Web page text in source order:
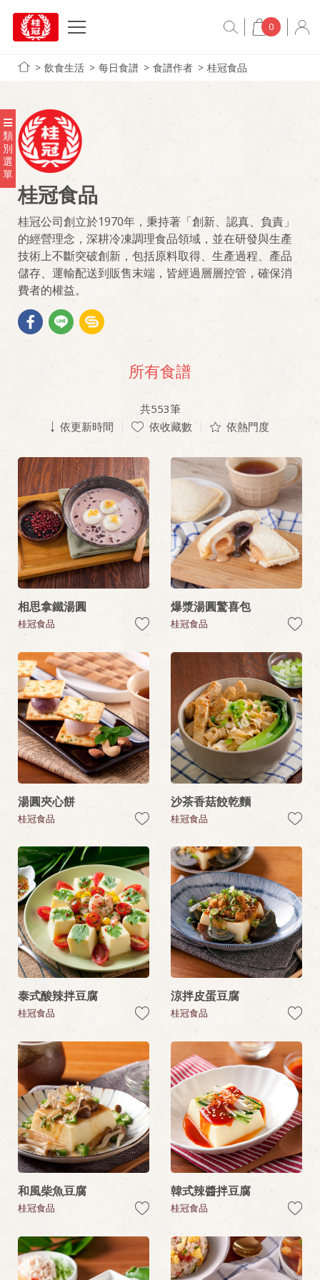
0
飲食生活 每日食譜 食譜作者 桂冠食品
類
別
選
單
桂冠食品
桂冠公司創立於1970年，秉持著「創新、認真、負責」
的經營理念，深耕冷凍調理食品領域，並在研發與生產
技術上不斷突破創新，包括原料取得、生產過程、產品
儲存、運輸配送到販售末端，皆經過層層控管，確保消
費者的權益。
所有食譜
共553筆
依更新時間
依收藏數 依熱門度
相思拿鐵湯圓
桂冠食品
爆漿湯圓驚喜包
桂冠食品
湯圓夾心餅
桂冠食品
沙茶香菇餃乾麵
桂冠食品
泰式酸辣拌豆腐
桂冠食品
涼拌皮蛋豆腐
桂冠食品
和風柴魚豆腐
桂冠食品
韓式辣醬拌豆腐
桂冠食品